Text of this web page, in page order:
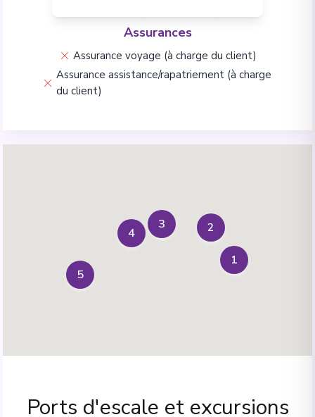
Assurances
Assurance voyage (à charge du client)
Assurance assistance/rapatriement (à charge
du client)
1
2
3
4
5
Ports d'escale et excursions